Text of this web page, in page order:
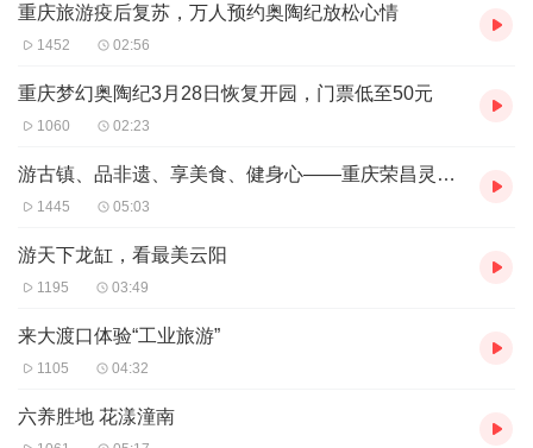
整和游客通道的划定。
“悬崖秋千建设于离地面近400余米的悬崖边，最大摆弧可达
80度，最大摆幅达15米”景区相关负责人介绍，悬崖秋千、
设以来，施工方按照各项安全系数规范展开建设，为让游客
据了解，在5月1日-10日前往景区游玩的游客，可享受大通
票80元包含所有收费项目及观光车往返，小通票40含观光
车往返及免费项目。
重庆旅游疫后复苏，万人预约奥陶纪放松心情
1452 02:56
重庆梦幻奥陶纪3月28日恢复开园，门票低至50元
1060 02:23
游古镇、品非遗、享美食、健身心——重庆荣昌灵动之旅
1445 05:03
游天下龙缸，看最美云阳
1195 03:49
来大渡口体验“工业旅游”
1105 04:32
六养胜地 花漾潼南